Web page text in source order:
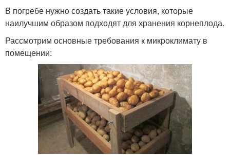
В погребе нужно создать такие условия, которые
наилучшим образом подходят для хранения корнеплода.
Рассмотрим основные требования к микроклимату в
помещении: